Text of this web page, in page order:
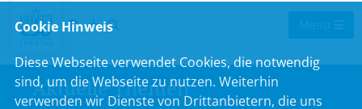
Menu
Aktuelle Themen
Cookie Hinweis
Diese Webseite verwendet Cookies, die notwendig
sind, um die Webseite zu nutzen. Weiterhin
verwenden wir Dienste von Drittanbietern, die uns